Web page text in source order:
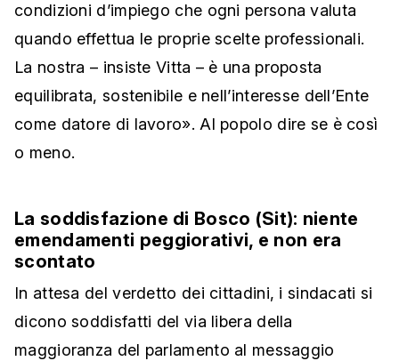
condizioni d’impiego che ogni persona valuta
quando effettua le proprie scelte professionali.
La nostra – insiste Vitta – è una proposta
equilibrata, sostenibile e nell’interesse dell’Ente
come datore di lavoro». Al popolo dire se è così
o meno.
La soddisfazione di Bosco (Sit): niente
emendamenti peggiorativi, e non era
scontato
In attesa del verdetto dei cittadini, i sindacati si
dicono soddisfatti del via libera della
maggioranza del parlamento al messaggio